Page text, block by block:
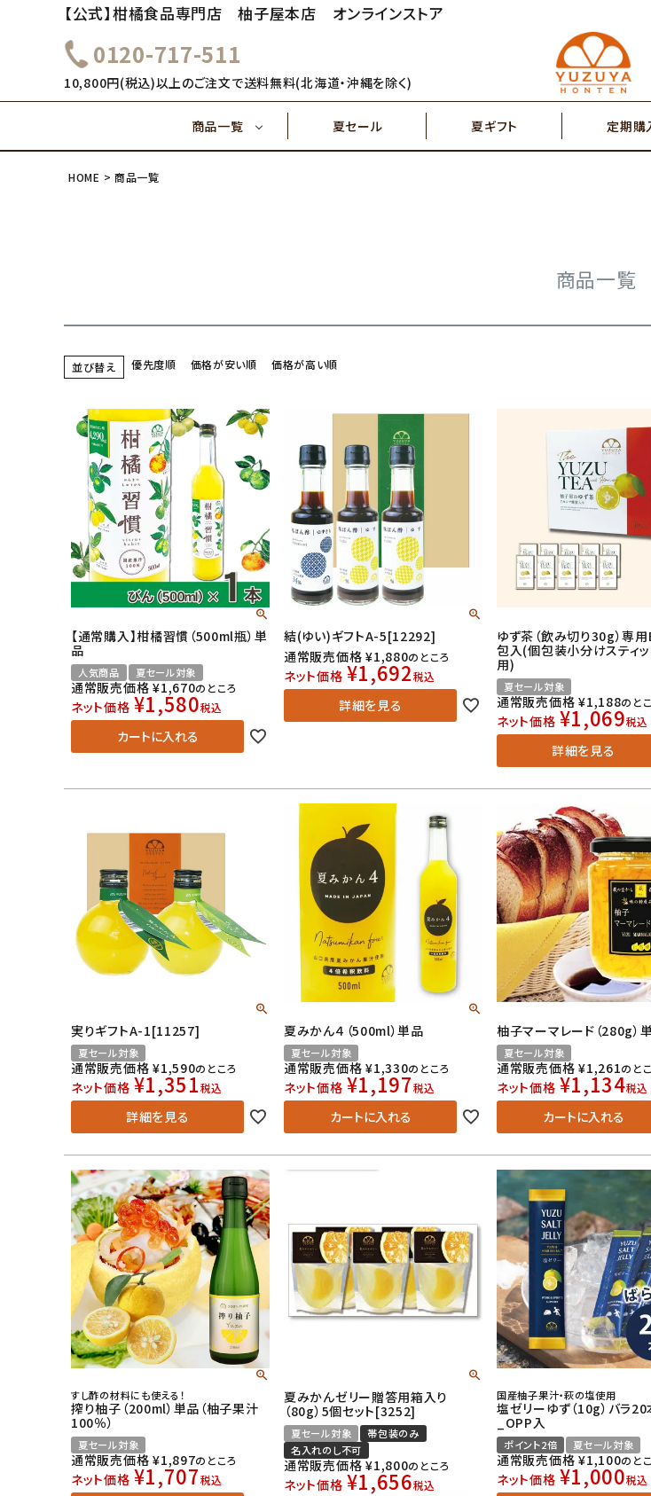
【公式】柑橘食品専門店 柚子屋本店 オンラインストア
0120-717-511
10,800円(税込)以上のご注文で送料無料(北海道・沖縄を除く)
商品一覧
ご飯のおとも(佃煮)
夏セール 夏ギフト 定期購
健康飲料
搾り果汁100％
～1,000円
5,000円～
HOME 商品一覧
商品一覧
並び替え 優先度順 価格が安い順 価格が高い順
【通常購入】柑橘習慣（500ml瓶）単
品
人気商品 夏セール対象
通常販売価格 ¥1,670のところ
ネット価格 ¥1,580税込
カートに入れる
結(ゆい)ギフトA-5[12292]
通常販売価格 ¥1,880のところ
ネット価格 ¥1,692税込
詳細を見る
ゆず茶（飲み切り30g）専
包入(個包装小分けスティ
用)
夏セール対象
通常販売価格 ¥1,188のと
ネット価格 ¥1,069税込
詳細を見る
実りギフトA-1[11257]
夏セール対象
通常販売価格 ¥1,590のところ
ネット価格 ¥1,351税込
詳細を見る
夏みかん４（500ml）単品
夏セール対象
通常販売価格 ¥1,330のところ
ネット価格 ¥1,197税込
カートに入れる
柚子マーマレード（280g）
夏セール対象
通常販売価格 ¥1,261のと
ネット価格 ¥1,134税込
カートに入れる
すし酢の材料にも使える！
搾り柚子（200ml）単品（柚子果汁
100％）
夏セール対象
通常販売価格 ¥1,897のところ
ネット価格 ¥1,707税込
夏みかんゼリー贈答用箱入り
（80g）5個セット[3252]
夏セール対象
帯包装のみ
名入れのし不可
通常販売価格 ¥1,800のところ
ネット価格 ¥1,656税込
国産柚子果汁・萩の塩使用
塩ゼリーゆず（10g）バラ20
_OPP入
ポイント2倍 夏セール対象
通常販売価格 ¥1,100のと
ネット価格 ¥1,000税込